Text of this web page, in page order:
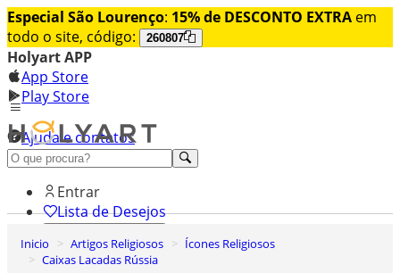
Especial São Lourenço: 15% de DESCONTO EXTRA em
todo o site, código:
260807
Holyart APP
App Store
Play Store
Ajuda e contatos
Conheça premium
Entrar
Lista de Desejos
0
Carrinho de Compras
Inicio Artigos Religiosos
Ícones Religiosos
Caixas Lacadas Rússia